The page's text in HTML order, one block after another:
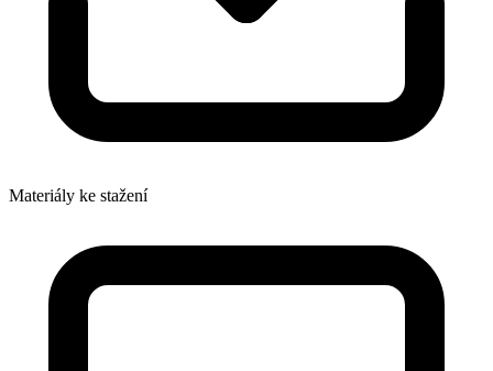
Materiály ke stažení